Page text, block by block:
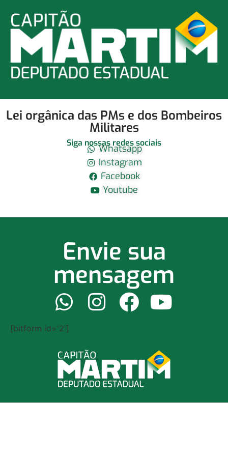
Lei orgânica das PMs e dos Bombeiros
Militares
Siga nossas redes sociais
Whatsapp
Instagram
Facebook
Youtube
Envie sua
mensagem
[bitform id='2']